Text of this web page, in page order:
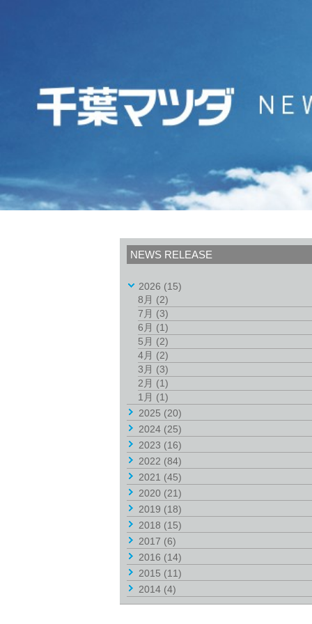
NEWS RELEASE
2026 (15)
8月 (2)
7月 (3)
6月 (1)
5月 (2)
4月 (2)
3月 (3)
2月 (1)
1月 (1)
2025 (20)
2024 (25)
2023 (16)
2022 (84)
2021 (45)
2020 (21)
2019 (18)
2018 (15)
2017 (6)
2016 (14)
2015 (11)
2014 (4)